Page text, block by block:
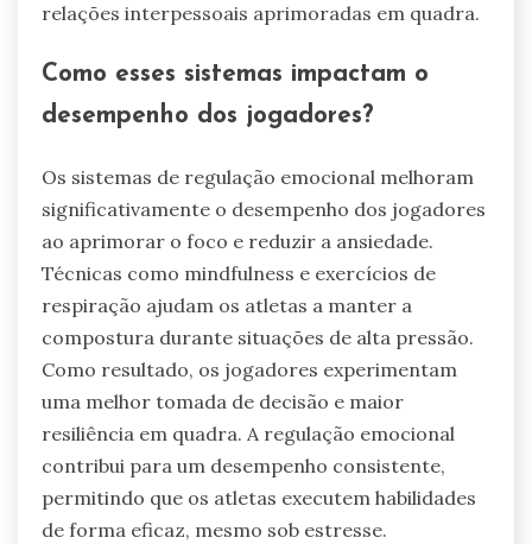
relações interpessoais aprimoradas em quadra.
Como esses sistemas impactam o
desempenho dos jogadores?
Os sistemas de regulação emocional melhoram
significativamente o desempenho dos jogadores
ao aprimorar o foco e reduzir a ansiedade.
Técnicas como mindfulness e exercícios de
respiração ajudam os atletas a manter a
compostura durante situações de alta pressão.
Como resultado, os jogadores experimentam
uma melhor tomada de decisão e maior
resiliência em quadra. A regulação emocional
contribui para um desempenho consistente,
permitindo que os atletas executem habilidades
de forma eficaz, mesmo sob estresse.